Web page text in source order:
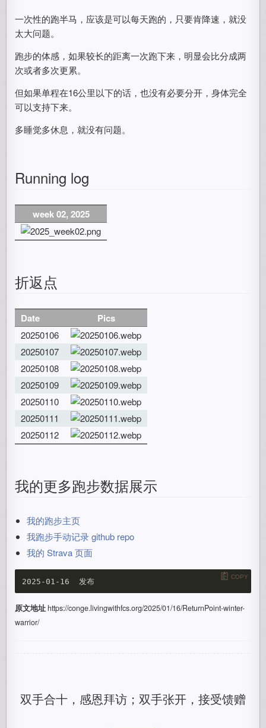
一次性的跑半马，应该是可以每天跑的，只要肯降速，就没
太大问题。
跑步的体感，如果较长的距离一次跑下来，明显会比分成两
次或者多次更累。
但如果单程在16公里以下的话，也没有必要分开，身体完全
可以支持下来。
多睡觉多休息，就没有问题。
Running log
week 02, 2025
折返点
Date Pics
20250106
20250107
20250108
20250109
20250110
20250111
20250112
我的更多跑步数据展示
我的跑步主页
我跑步手动记录 github repo
我的 Strava 页面
COPY
原文地址https://conge.livingwithfcs.org/2025/01/16/ReturnPoint-winter-
warrior/
双手合十，感恩拜访；双手张开，接受馈赠